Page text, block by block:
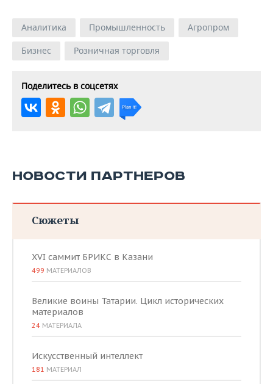
Аналитика Промышленность
Агропром
Бизнес
Розничная торговля
Поделитесь в соцсетях
НОВОСТИ ПАРТНЕРОВ
Сюжеты
XVI саммит БРИКС в Казани
499 МАТЕРИАЛОВ
Великие воины Татарии. Цикл исторических
материалов
24 МАТЕРИАЛА
Искусственный интеллект
181 МАТЕРИАЛ